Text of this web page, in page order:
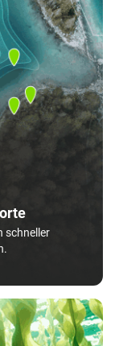
schneller